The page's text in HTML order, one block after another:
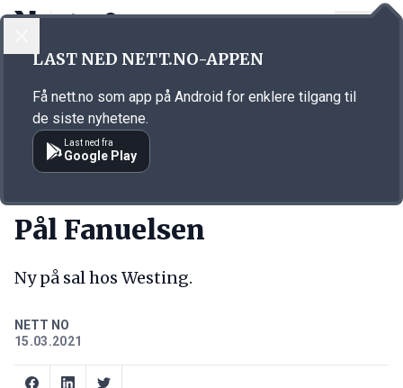
Annonsørinnhold
Pål Fanuelsen
Ny på sal hos Westing.
NETT NO
15.03.2021
LAST NED NETT.NO-APPEN
Få nett.no som app på Android for enklere tilgang til
de siste nyhetene.
Last ned fra
Google Play